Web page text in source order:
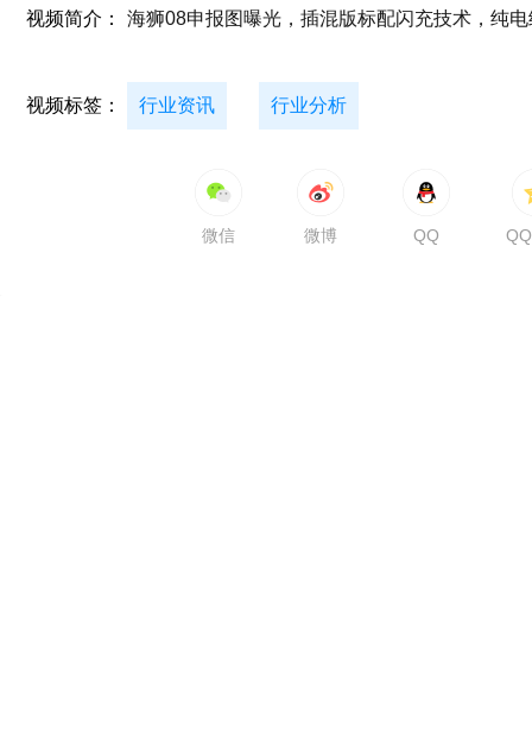
视频简介： 海狮08申报图曝光，插混版标配闪充技术，纯
视频标签： 行业资讯 行业分析
微信 微博 QQ